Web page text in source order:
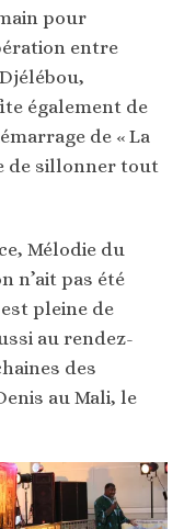
pour
entre
également de
de « La
de sillonner tout
Mélodie du
n’ait pas été
pleine de
au rendez-
des
au Mali, le